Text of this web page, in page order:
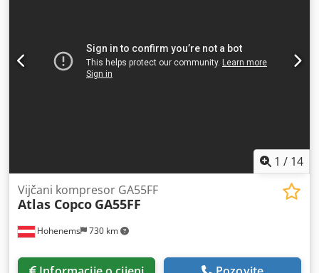
1 / 14
Hohenems 730 km
Vijčani kompresor GA55FF
Atlas Copco GA55FF